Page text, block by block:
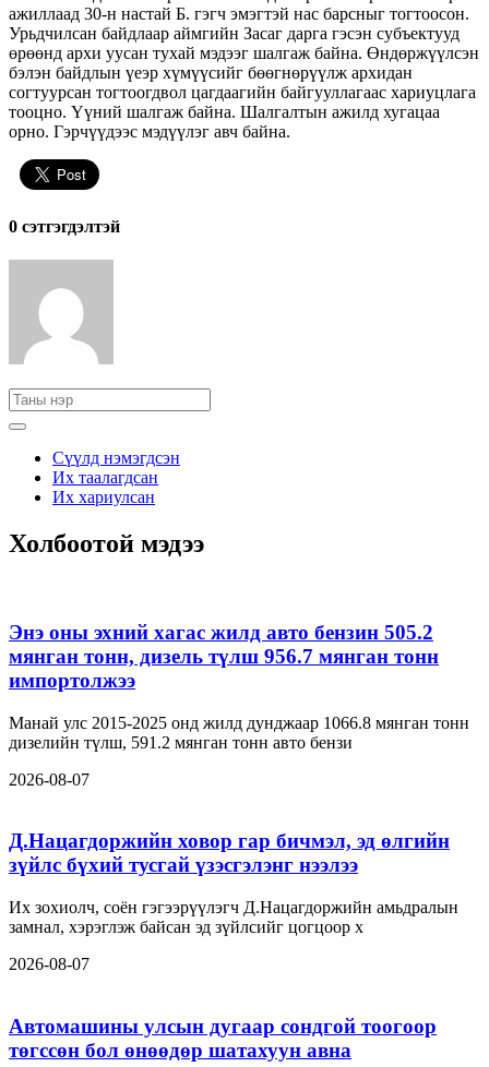
ажиллаад 30-н настай Б. гэгч эмэгтэй нас барсныг тогтоосон.
Урьдчилсан байдлаар аймгийн Засаг дарга гэсэн субъектууд
өрөөнд архи уусан тухай мэдээг шалгаж байна. Өндөржүүлсэн
бэлэн байдлын үеэр хүмүүсийг бөөгнөрүүлж архидан
согтуурсан тогтоогдвол цагдаагийн байгууллагаас хариуцлага
тооцно. Үүний шалгаж байна. Шалгалтын ажилд хугацаа
орно. Гэрчүүдээс мэдүүлэг авч байна.
0 cэтгэгдэлтэй
Сүүлд нэмэгдсэн
Их таалагдсан
Их хариулсан
Холбоотой мэдээ
Энэ оны эхний хагас жилд авто бензин 505.2
мянган тонн, дизель түлш 956.7 мянган тонн
импортолжээ
Манай улс 2015-2025 онд жилд дунджаар 1066.8 мянган тонн
дизелийн түлш, 591.2 мянган тонн авто бензи
2026-08-07
Д.Нацагдоржийн ховор гар бичмэл, эд өлгийн
зүйлс бүхий тусгай үзэсгэлэнг нээлээ
Их зохиолч, соён гэгээрүүлэгч Д.Нацагдоржийн амьдралын
замнал, хэрэглэж байсан эд зүйлсийг цогцоор х
2026-08-07
Автомашины улсын дугаар сондгой тоогоор
төгссөн бол өнөөдөр шатахуун авна